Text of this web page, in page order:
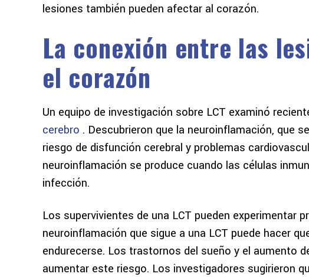
lesiones también pueden afectar al corazón.
La conexión entre las
el corazón
Un equipo de investigación sobre LCT examinó
cerebro . Descubrieron que la neuroinflamación, que
riesgo de disfunción cerebral y problemas
neuroinflamación se produce cuando las células
infección.
Los supervivientes de una LCT pueden experimentar
neuroinflamación que sigue a una LCT puede hacer
endurecerse. Los trastornos del sueño y el aumento
aumentar este riesgo. Los investigadores sugirieron